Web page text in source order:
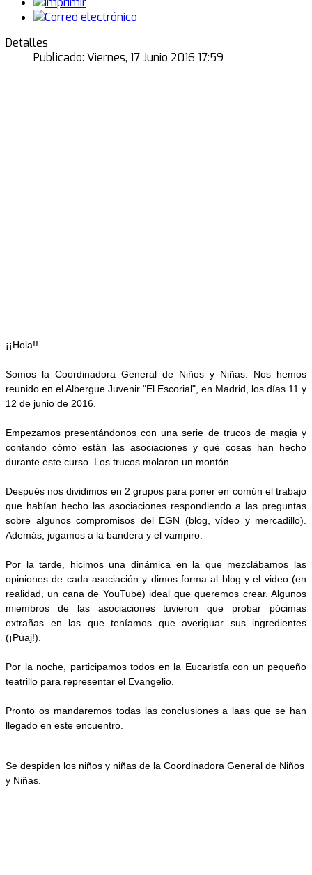
Detalles
Publicado: Viernes, 17 Junio 2016 17:59
¡¡Hola!!
Somos la Coordinadora General de Niños y Niñas. Nos hemos
reunido en el Albergue Juvenir "El Escorial", en Madrid, los días 11 y
12 de junio de 2016.
Empezamos presentándonos con una serie de trucos de magia y
contando cómo están las asociaciones y qué cosas han hecho
durante este curso. Los trucos molaron un montón.
Después nos dividimos en 2 grupos para poner en común el trabajo
que habían hecho las asociaciones respondiendo a las preguntas
sobre algunos compromisos del EGN (blog, vídeo y mercadillo).
Además, jugamos a la bandera y el vampiro.
Por la tarde, hicimos una dinámica en la que mezclábamos las
opiniones de cada asociación y dimos forma al blog y el video (en
realidad, un cana de YouTube) ideal que queremos crear. Algunos
miembros de las asociaciones tuvieron que probar pócimas
extrañas en las que teníamos que averiguar sus ingredientes
(¡Puaj!).
Por la noche, participamos todos en la Eucaristía con un pequeño
teatrillo para representar el Evangelio.
Pronto os mandaremos todas las conclusiones a laas que se han
llegado en este encuentro.
Se despiden los niños y niñas de la Coordinadora General de Niños
y Niñas.